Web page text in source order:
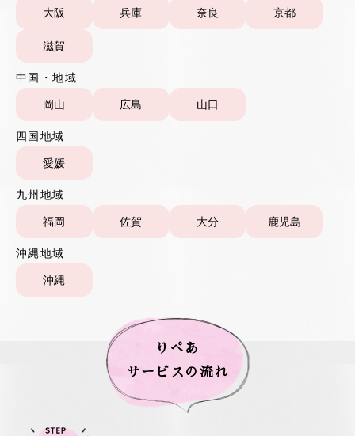
大阪 兵庫 奈良 京都
滋賀
中国・地域
岡山 広島 山口
四国地域
愛媛
九州地域
福岡 佐賀 大分 鹿児島
沖縄地域
沖縄
りぺあ
サービスの流れ